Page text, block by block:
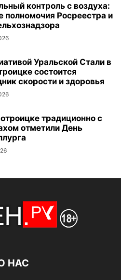
контроль с воздуха:
полномочия Росреестра и
Уральской Стали в
состоится
скорости и здоровья
традиционно с
отметили День
НАС